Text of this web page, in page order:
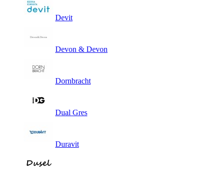
Devit
Devon & Devon
Dornbracht
Dual Gres
Duravit